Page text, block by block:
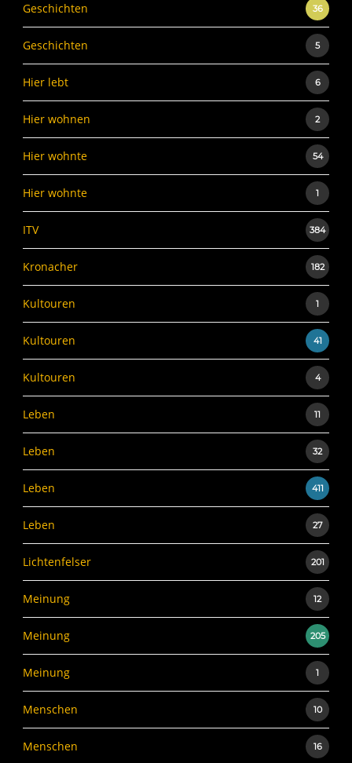
Geschichten 36
Geschichten 5
Hier lebt 6
Hier wohnen 2
Hier wohnte 54
Hier wohnte 1
ITV 384
Kronacher 182
Kultouren 1
Kultouren 41
Kultouren 4
Leben 11
Leben 32
Leben 411
Leben 27
Lichtenfelser 201
Meinung 12
Meinung 205
Meinung 1
Menschen 10
Menschen 16